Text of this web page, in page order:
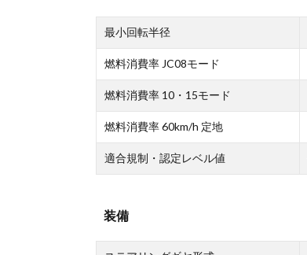
最小回転半径
燃料消費率 JC08モード
燃料消費率 10・15モード
燃料消費率 60km/h 定地
適合規制・認定レベル値
装備